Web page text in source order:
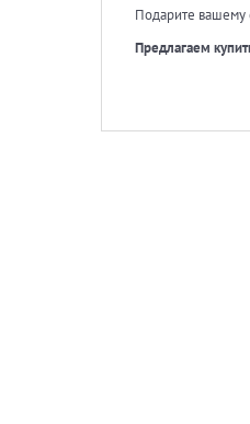
Подарите вашему
Предлагаем